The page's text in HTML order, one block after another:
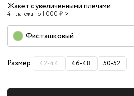
Жакет с увеличенными плечами
4 платежа по 1 000 ₽
Фисташковый
Размер: 42-44 46-48 50-52